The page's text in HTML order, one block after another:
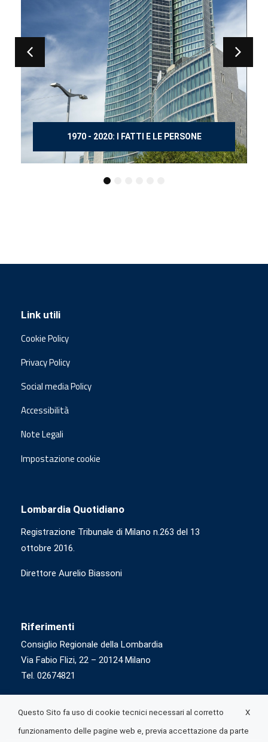
150 ANNI DOPO MANZONI
Link utili
Cookie Policy
Privacy Policy
Social media Policy
Accessibilità
Note Legali
Impostazione cookie
Lombardia Quotidiano
Registrazione Tribunale di Milano n.263 del 13
ottobre 2016.
Direttore Aurelio Biassoni
Riferimenti
Consiglio Regionale della Lombardia
Via Fabio Flizi, 22 – 20124 Milano
Tel. 02674821
X
Questo Sito fa uso di cookie tecnici necessari al corretto
funzionamento delle pagine web e, previa accettazione da parte